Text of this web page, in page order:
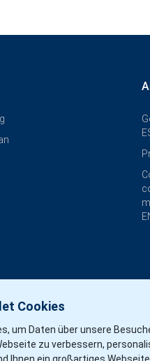
Cookies
um Daten über unsere
zu verbessern,